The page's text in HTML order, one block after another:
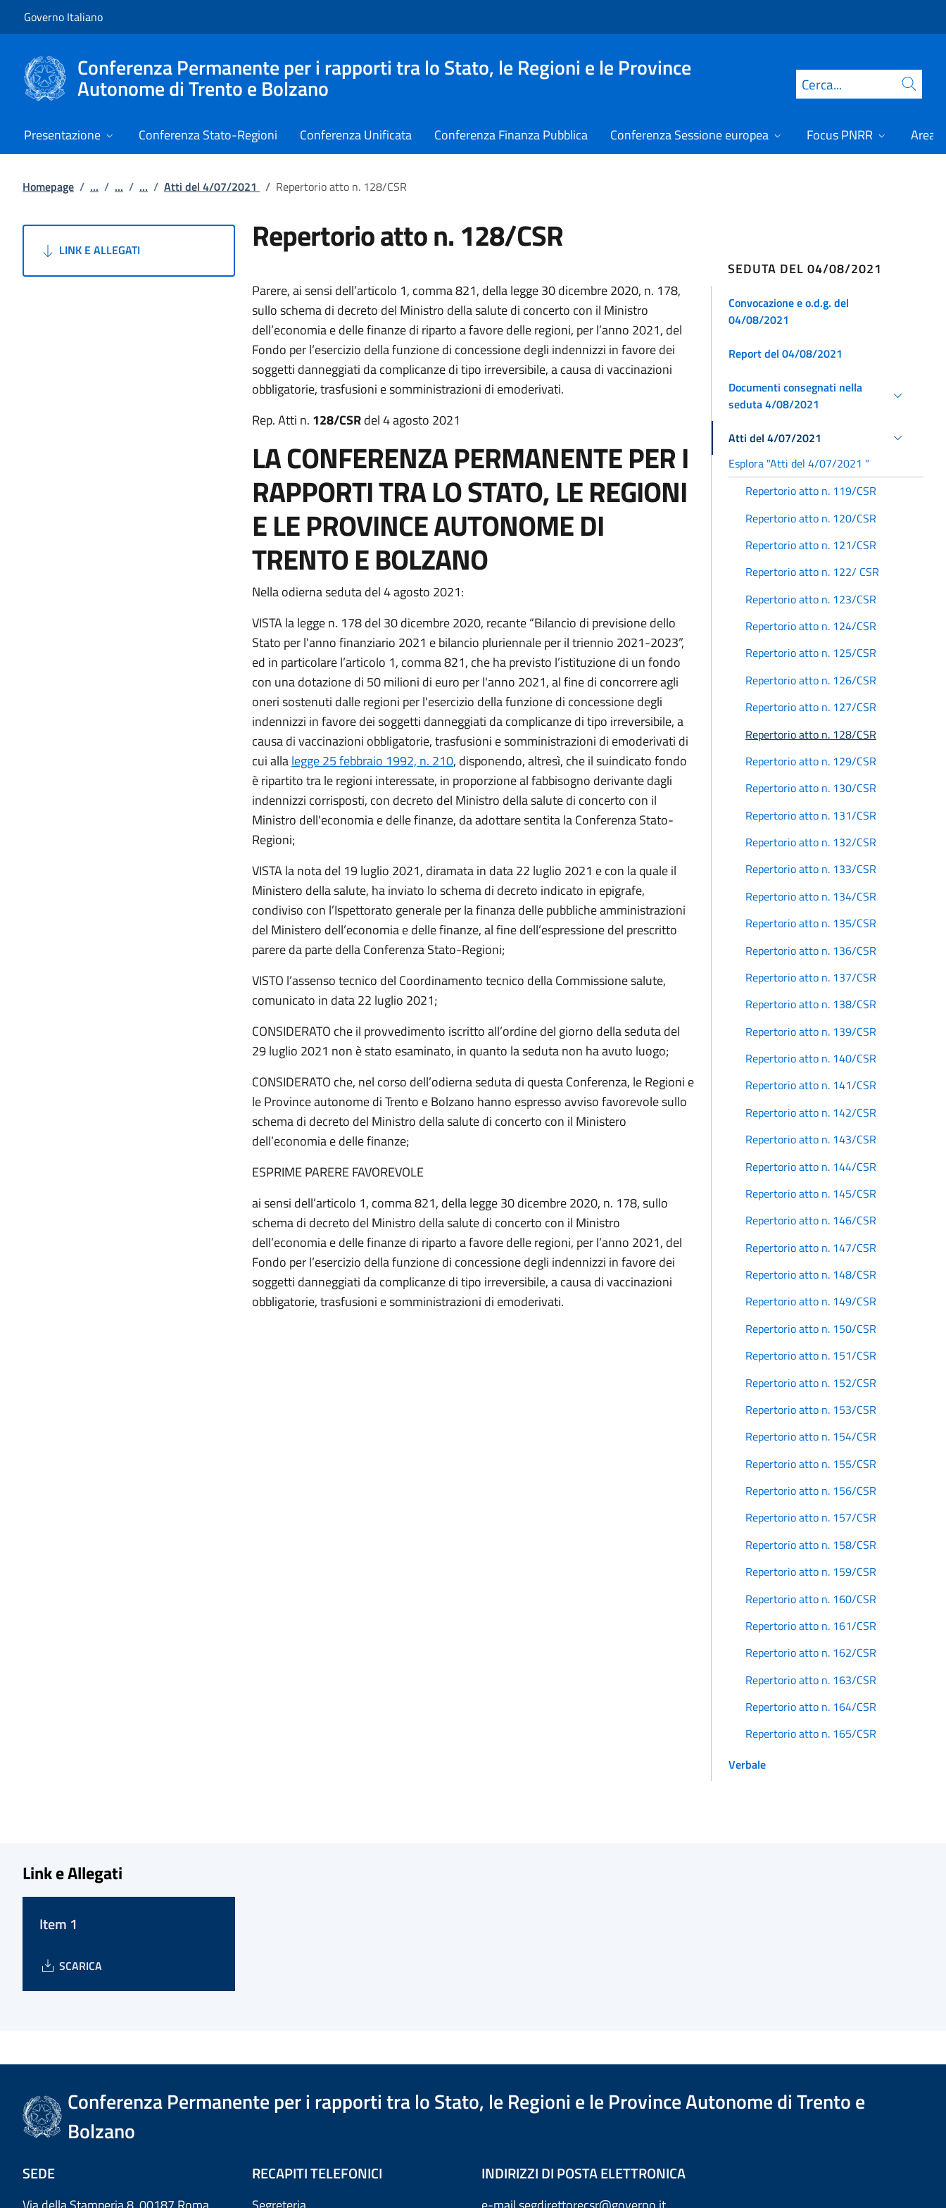
Governo Italiano
Conferenza Permanente per i rapporti tra lo Stato, le Regioni e le Province
Autonome di Trento e Bolzano Cerca
Presentazione Conferenza Stato-Regioni Conferenza Unificata Conferenza Finanza Pubblica Conferenza Sessione europea Focus PNRR Area
Homepage / ... / ... / ... / Atti del 4/07/2021 / Repertorio atto n. 128/CSR
LINK E ALLEGATI Repertorio atto n. 128/CSR
Parere, ai sensi dell’articolo 1, comma 821, della legge 30 dicembre 2020, n. 178,
sullo schema di decreto del Ministro della salute di concerto con il Ministro
dell’economia e delle finanze di riparto a favore delle regioni, per l’anno 2021, del
Fondo per l’esercizio della funzione di concessione degli indennizzi in favore dei
soggetti danneggiati da complicanze di tipo irreversibile, a causa di vaccinazioni
obbligatorie, trasfusioni e somministrazioni di emoderivati.
Rep. Atti n. 128/CSRdel 4 agosto 2021
LA CONFERENZA PERMANENTE PER I
RAPPORTI TRA LO STATO, LE REGIONI
E LE PROVINCE AUTONOME DI
TRENTO E BOLZANO
Nella odierna seduta del 4 agosto 2021:
VISTA la legge n. 178 del 30 dicembre 2020, recante “Bilancio di previsione dello
Stato per l'anno finanziario 2021 e bilancio pluriennale per il triennio 2021-2023”,
ed in particolare l’articolo 1, comma 821, che ha previsto l’istituzione di un fondo
con una dotazione di 50 milioni di euro per l'anno 2021, al fine di concorrere agli
oneri sostenuti dalle regioni per l'esercizio della funzione di concessione degli
indennizzi in favore dei soggetti danneggiati da complicanze di tipo irreversibile, a
causa di vaccinazioni obbligatorie, trasfusioni e somministrazioni di emoderivati di
cui allalegge 25 febbraio 1992, n. 210, disponendo, altresì, che il suindicato fondo
è ripartito tra le regioni interessate, in proporzione al fabbisogno derivante dagli
indennizzi corrisposti, con decreto del Ministro della salute di concerto con il
Ministro dell'economia e delle finanze, da adottare sentita la Conferenza Stato-
Regioni;
VISTA la nota del 19 luglio 2021, diramata in data 22 luglio 2021 e con la quale il
Ministero della salute, ha inviato lo schema di decreto indicato in epigrafe,
condiviso con l’Ispettorato generale per la finanza delle pubbliche amministrazioni
del Ministero dell’economia e delle finanze, al fine dell’espressione del prescritto
parere da parte della Conferenza Stato-Regioni;
VISTO l’assenso tecnico del Coordinamento tecnico della Commissione salute,
comunicato in data 22 luglio 2021;
CONSIDERATO che il provvedimento iscritto all’ordine del giorno della seduta del
29 luglio 2021 non è stato esaminato, in quanto la seduta non ha avuto luogo;
CONSIDERATO che, nel corso dell’odierna seduta di questa Conferenza, le Regioni e
le Province autonome di Trento e Bolzano hanno espresso avviso favorevole sullo
schema di decreto del Ministro della salute di concerto con il Ministero
dell’economia e delle finanze;
ESPRIME PARERE FAVOREVOLE
ai sensi dell’articolo 1, comma 821, della legge 30 dicembre 2020, n. 178, sullo
schema di decreto del Ministro della salute di concerto con il Ministro
dell’economia e delle finanze di riparto a favore delle regioni, per l’anno 2021, del
Fondo per l’esercizio della funzione di concessione degli indennizzi in favore dei
soggetti danneggiati da complicanze di tipo irreversibile, a causa di vaccinazioni
obbligatorie, trasfusioni e somministrazioni di emoderivati.
SEDUTA DEL 04/08/2021
Convocazione e o.d.g. del
04/08/2021
Report del 04/08/2021
Documenti consegnati nella
seduta 4/08/2021
Atti del 4/07/2021
Esplora "Atti del 4/07/2021 "
Repertorio atto n. 119/CSR
Repertorio atto n. 120/CSR
Repertorio atto n. 121/CSR
Repertorio atto n. 122/ CSR
Repertorio atto n. 123/CSR
Repertorio atto n. 124/CSR
Repertorio atto n. 125/CSR
Repertorio atto n. 126/CSR
Repertorio atto n. 127/CSR
Repertorio atto n. 128/CSR
Repertorio atto n. 129/CSR
Repertorio atto n. 130/CSR
Repertorio atto n. 131/CSR
Repertorio atto n. 132/CSR
Repertorio atto n. 133/CSR
Repertorio atto n. 134/CSR
Repertorio atto n. 135/CSR
Repertorio atto n. 136/CSR
Repertorio atto n. 137/CSR
Repertorio atto n. 138/CSR
Repertorio atto n. 139/CSR
Repertorio atto n. 140/CSR
Repertorio atto n. 141/CSR
Repertorio atto n. 142/CSR
Repertorio atto n. 143/CSR
Repertorio atto n. 144/CSR
Repertorio atto n. 145/CSR
Repertorio atto n. 146/CSR
Repertorio atto n. 147/CSR
Repertorio atto n. 148/CSR
Repertorio atto n. 149/CSR
Repertorio atto n. 150/CSR
Repertorio atto n. 151/CSR
Repertorio atto n. 152/CSR
Repertorio atto n. 153/CSR
Repertorio atto n. 154/CSR
Repertorio atto n. 155/CSR
Repertorio atto n. 156/CSR
Repertorio atto n. 157/CSR
Repertorio atto n. 158/CSR
Repertorio atto n. 159/CSR
Repertorio atto n. 160/CSR
Repertorio atto n. 161/CSR
Repertorio atto n. 162/CSR
Repertorio atto n. 163/CSR
Repertorio atto n. 164/CSR
Repertorio atto n. 165/CSR
Verbale
Link e Allegati
Item 1
SCARICA
Conferenza Permanente per i rapporti tra lo Stato, le Regioni e le Province Autonome di Trento e
Bolzano
SEDE RECAPITI TELEFONICI INDIRIZZI DI POSTA ELETTRONICA